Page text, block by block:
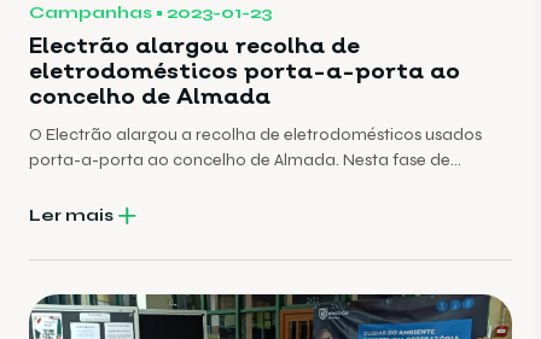
Campanhas 2023-01-23
Electrão alargou recolha de
eletrodomésticos porta-a-porta ao
concelho de Almada
O Electrão alargou a recolha de eletrodomésticos usados
porta-a-porta ao concelho de Almada. Nesta fase de
Piedade, Pragal, Laranjeiro e Feijó.
Ler mais